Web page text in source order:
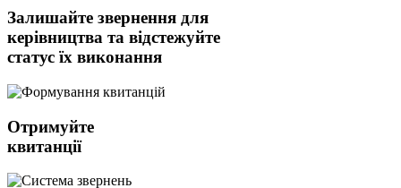
Залишайте звернення для
керівництва та відстежуйте
статус їх виконання
Отримуйте
квитанції